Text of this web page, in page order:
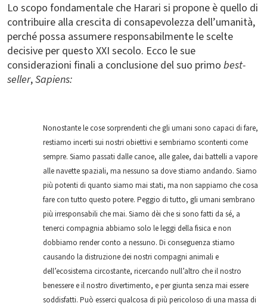
Lo scopo fondamentale che Harari si propone è quello di
contribuire alla crescita di consapevolezza dell’umanità,
perché possa assumere responsabilmente le scelte
decisive per questo XXI secolo. Ecco le sue
considerazioni finali a conclusione del suo primo best-
seller,Sapiens:
Nonostante le cose sorprendenti che gli umani sono capaci di fare,
restiamo incerti sui nostri obiettivi e sembriamo scontenti come
sempre. Siamo passati dalle canoe, alle galee, dai battelli a vapore
alle navette spaziali, ma nessuno sa dove stiamo andando. Siamo
più potenti di quanto siamo mai stati, ma non sappiamo che cosa
fare con tutto questo potere. Peggio di tutto, gli umani sembrano
più irresponsabili che mai. Siamo dèi che si sono fatti da sé, a
tenerci compagnia abbiamo solo le leggi della fisica e non
dobbiamo render conto a nessuno. Di conseguenza stiamo
causando la distruzione dei nostri compagni animali e
dell’ecosistema circostante, ricercando null’altro che il nostro
benessere e il nostro divertimento, e per giunta senza mai essere
soddisfatti. Può esserci qualcosa di più pericoloso di una massa di